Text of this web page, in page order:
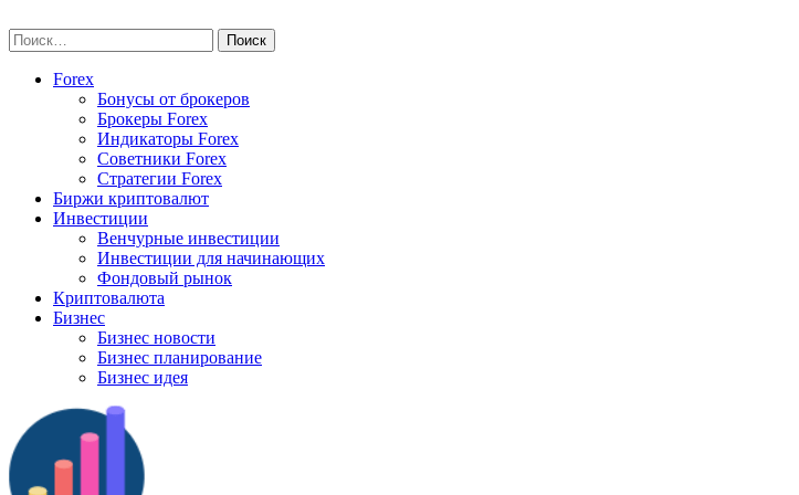
to
content
Найти:
Forex
Бонусы от брокеров
Брокеры Forex
Индикаторы Forex
Советники Forex
Стратегии Forex
Биржи криптовалют
Инвестиции
Венчурные инвестиции
Инвестиции для начинающих
Фондовый рынок
Криптовалюта
Бизнес
Бизнес новости
Бизнес планирование
Бизнес идея